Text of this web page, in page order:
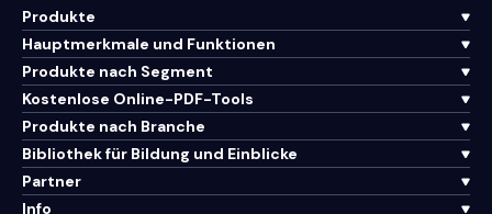
Produkte
Hauptmerkmale und Funktionen
Produkte nach Segment
Kostenlose Online-PDF-Tools
Produkte nach Branche
Bibliothek für Bildung und Einblicke
Partner
Info